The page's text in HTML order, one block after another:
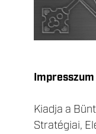
Impresszum
Kiadja a
Stratégiai,